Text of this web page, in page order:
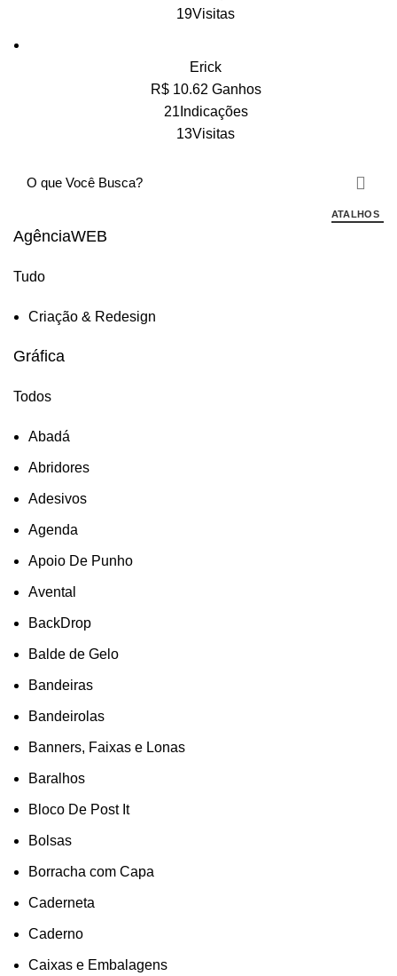
19Visitas
Erick
R$ 10.62 Ganhos
21Indicações
13Visitas
ATALHOS
AgênciaWEB
Tudo
Criação & Redesign
Gráfica
Todos
Abadá
Abridores
Adesivos
Agenda
Apoio De Punho
Avental
BackDrop
Balde de Gelo
Bandeiras
Bandeirolas
Banners, Faixas e Lonas
Baralhos
Bloco De Post It
Bolsas
Borracha com Capa
Caderneta
Caderno
Caixas e Embalagens